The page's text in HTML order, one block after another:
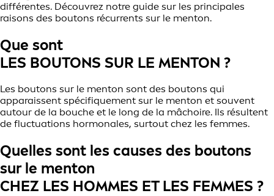
différentes. Découvrez notre guide sur les principales
raisons des boutons récurrents sur le menton.
Que sont
LES BOUTONS SUR LE MENTON ?
Les boutons sur le menton sont des boutons qui
apparaissent spécifiquement sur le menton et souvent
autour de la bouche et le long de la mâchoire. Ils résultent
de fluctuations hormonales, surtout chez les femmes.
Quelles sont les causes des boutons
sur le menton
CHEZ LES HOMMES ET LES FEMMES ?